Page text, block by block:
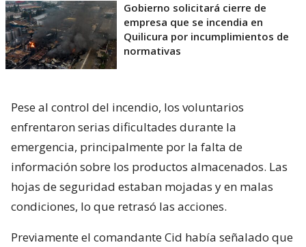
Gobierno solicitará cierre de
empresa que se incendia en
Quilicura por incumplimientos de
normativas
Pese al control del incendio, los voluntarios
enfrentaron serias dificultades durante la
emergencia, principalmente por la falta de
información sobre los productos almacenados. Las
hojas de seguridad estaban mojadas y en malas
condiciones, lo que retrasó las acciones.
Previamente el comandante Cid había señalado que